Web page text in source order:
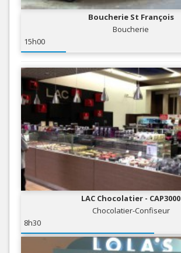
Boucherie St François
Boucherie
15h00
LAC Chocolatier - CAP3000
Chocolatier-Confiseur
8h30